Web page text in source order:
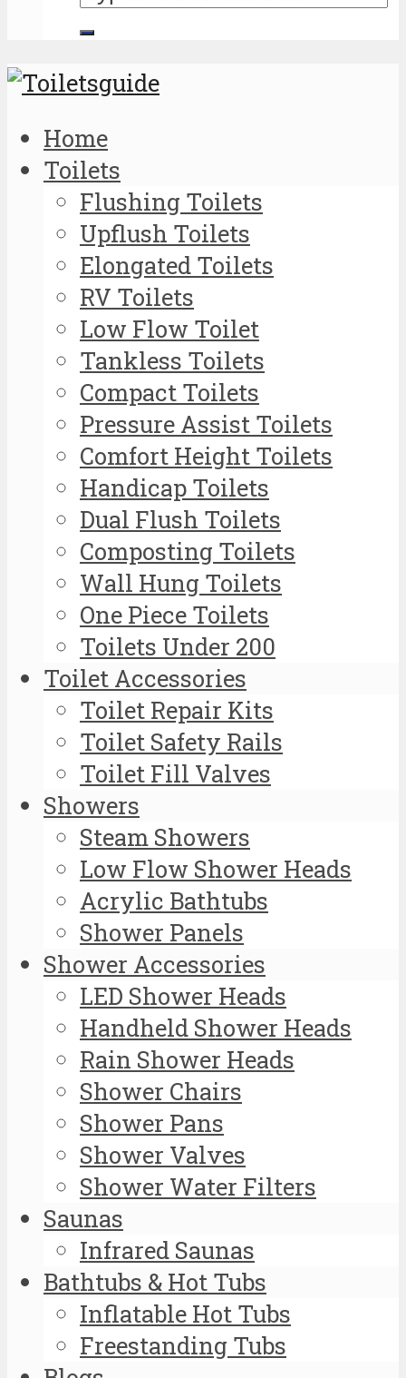
Home
Toilets
Flushing Toilets
Upflush Toilets
Elongated Toilets
RV Toilets
Low Flow Toilet
Tankless Toilets
Compact Toilets
Pressure Assist Toilets
Comfort Height Toilets
Handicap Toilets
Dual Flush Toilets
Composting Toilets
Wall Hung Toilets
One Piece Toilets
Toilets Under 200
Toilet Accessories
Toilet Repair Kits
Toilet Safety Rails
Toilet Fill Valves
Showers
Steam Showers
Low Flow Shower Heads
Acrylic Bathtubs
Shower Panels
Shower Accessories
LED Shower Heads
Handheld Shower Heads
Rain Shower Heads
Shower Chairs
Shower Pans
Shower Valves
Shower Water Filters
Saunas
Infrared Saunas
Bathtubs & Hot Tubs
Inflatable Hot Tubs
Freestanding Tubs